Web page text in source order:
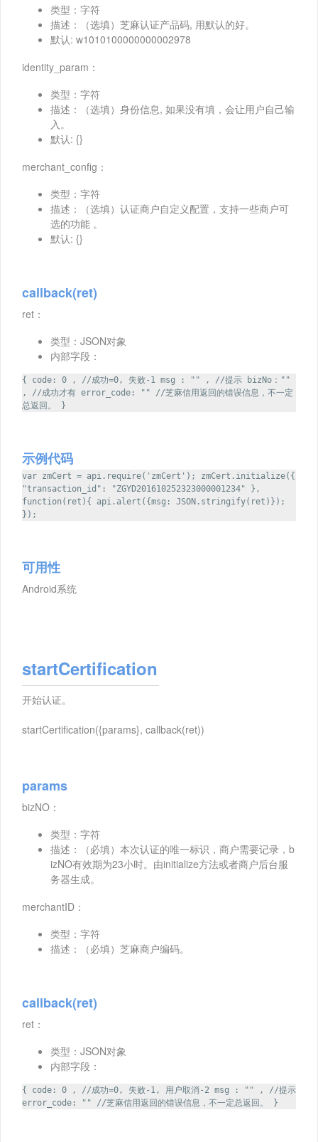
类型：字符
描述：（选填）芝麻认证产品码, 用默认的好。
默认: w1010100000000002978
identity_param：
类型：字符
描述：（选填）身份信息, 如果没有填，会让用户自己输
入。
默认: {}
merchant_config：
类型：字符
描述：（选填）认证商户自定义配置，支持一些商户可
选的功能 。
默认: {}
callback(ret)
ret：
类型：JSON对象
内部字段：
{ code: 0 , //成功=0, 失败-1 msg : "" , //提示 bizNo：""
, //成功才有 error_code: "" //芝麻信用返回的错误信息，不一定
总返回。 }
示例代码
var zmCert = api.require('zmCert'); zmCert.initialize({
"transaction_id": "ZGYD201610252323000001234" },
function(ret){ api.alert({msg: JSON.stringify(ret)});
});
可用性
Android系统
startCertification
开始认证。
startCertification({params}, callback(ret))
params
bizNO：
类型：字符
描述：（必填）本次认证的唯一标识，商户需要记录，b
izNO有效期为23小时。由initialize方法或者商户后台服
务器生成。
merchantID：
类型：字符
描述：（必填）芝麻商户编码。
callback(ret)
ret：
类型：JSON对象
内部字段：
{ code: 0 , //成功=0, 失败-1, 用户取消-2 msg : "" , //提示
error_code: "" //芝麻信用返回的错误信息，不一定总返回。 }